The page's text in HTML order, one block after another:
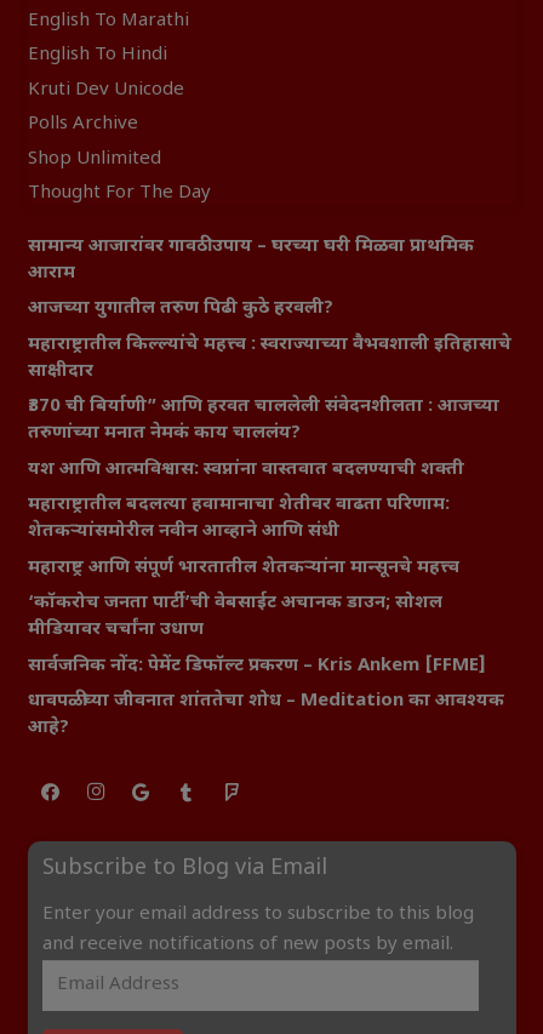
English To Marathi
English To Hindi
Kruti Dev Unicode
Polls Archive
Shop Unlimited
Thought For The Day
सामान्य आजारांवर गावठी उपाय – घरच्या घरी मिळवा प्राथमिक
आराम
आजच्या युगातील तरुण पिढी कुठे हरवली?
महाराष्ट्रातील किल्ल्यांचे महत्त्व : स्वराज्याच्या वैभवशाली इतिहासाचे
साक्षीदार
₹370 ची बिर्याणी” आणि हरवत चाललेली संवेदनशीलता : आजच्या
तरुणांच्या मनात नेमकं काय चाललंय?
यश आणि आत्मविश्वास: स्वप्नांना वास्तवात बदलण्याची शक्ती
महाराष्ट्रातील बदलत्या हवामानाचा शेतीवर वाढता परिणाम:
शेतकऱ्यांसमोरील नवीन आव्हाने आणि संधी
महाराष्ट्र आणि संपूर्ण भारतातील शेतकऱ्यांना मान्सूनचे महत्त्व
‘कॉकरोच जनता पार्टी’ची वेबसाईट अचानक डाउन; सोशल
मीडियावर चर्चांना उधाण
सार्वजनिक नोंद: पेमेंट डिफॉल्ट प्रकरण – Kris Ankem [FFME]
धावपळीच्या जीवनात शांततेचा शोध – Meditation का आवश्यक
आहे?
Subscribe to Blog via Email
Enter your email address to subscribe to this blog
and receive notifications of new posts by email.